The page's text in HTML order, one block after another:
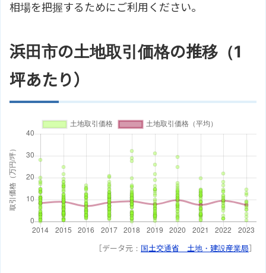
相場を把握するためにご利用ください。
浜田市の土地取引価格の推移（1
坪あたり）
［データ元： 国土交通省 土地・建設産業局］